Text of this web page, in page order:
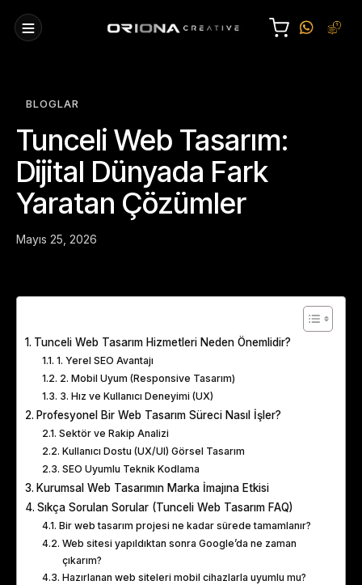
BLOGLAR
Tunceli Web Tasarım:
Dijital Dünyada Fark
Yaratan Çözümler
Mayıs 25, 2026
Tunceli Web Tasarım Hizmetleri Neden Önemlidir?
1. Yerel SEO Avantajı
2. Mobil Uyum (Responsive Tasarım)
3. Hız ve Kullanıcı Deneyimi (UX)
Profesyonel Bir Web Tasarım Süreci Nasıl İşler?
Sektör ve Rakip Analizi
Kullanıcı Dostu (UX/UI) Görsel Tasarım
SEO Uyumlu Teknik Kodlama
Kurumsal Web Tasarımın Marka İmajına Etkisi
Sıkça Sorulan Sorular (Tunceli Web Tasarım FAQ)
Bir web tasarım projesi ne kadar sürede tamamlanır?
Web sitesi yapıldıktan sonra Google’da ne zaman
çıkarım?
Hazırlanan web siteleri mobil cihazlarla uyumlu mu?